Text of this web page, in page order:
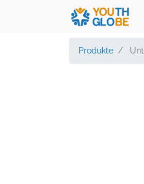
Produkte